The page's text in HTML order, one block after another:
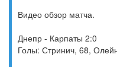
Видео обзор матча.
Днепр - Карпаты 2:0
Голы: Стринич, 68,